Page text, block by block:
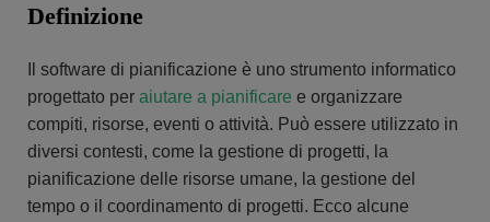
Definizione
Il software di pianificazione è uno strumento informatico
progettato per aiutare a pianificare e organizzare
compiti, risorse, eventi o attività. Può essere utilizzato in
diversi contesti, come la gestione di progetti, la
pianificazione delle risorse umane, la gestione del
tempo o il coordinamento di progetti. Ecco alcune